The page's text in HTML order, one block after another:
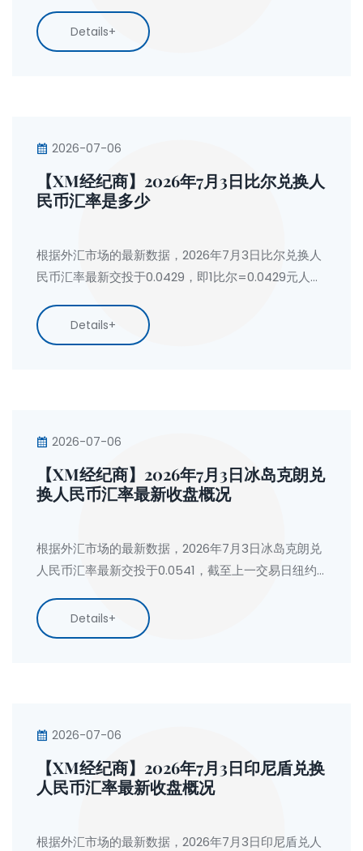
=7.2229埃及镑。
Details+
2026-07-06
【XM经纪商】2026年7月3日比尔兑换人
民币汇率是多少
根据外汇市场的最新数据，2026年7月3日比尔兑换人
民币汇率最新交投于0.0429，即1比尔=0.0429元人民
=23.2982比尔。
Details+
2026-07-06
【XM经纪商】2026年7月3日冰岛克朗兑
换人民币汇率最新收盘概况
根据外汇市场的最新数据，2026年7月3日冰岛克朗兑
人民币汇率最新交投于0.0541，截至上一交易日纽约
人民币兑冰岛克朗收盘价为18.4950。
Details+
2026-07-06
【XM经纪商】2026年7月3日印尼盾兑换
人民币汇率最新收盘概况
根据外汇市场的最新数据，2026年7月3日印尼盾兑人